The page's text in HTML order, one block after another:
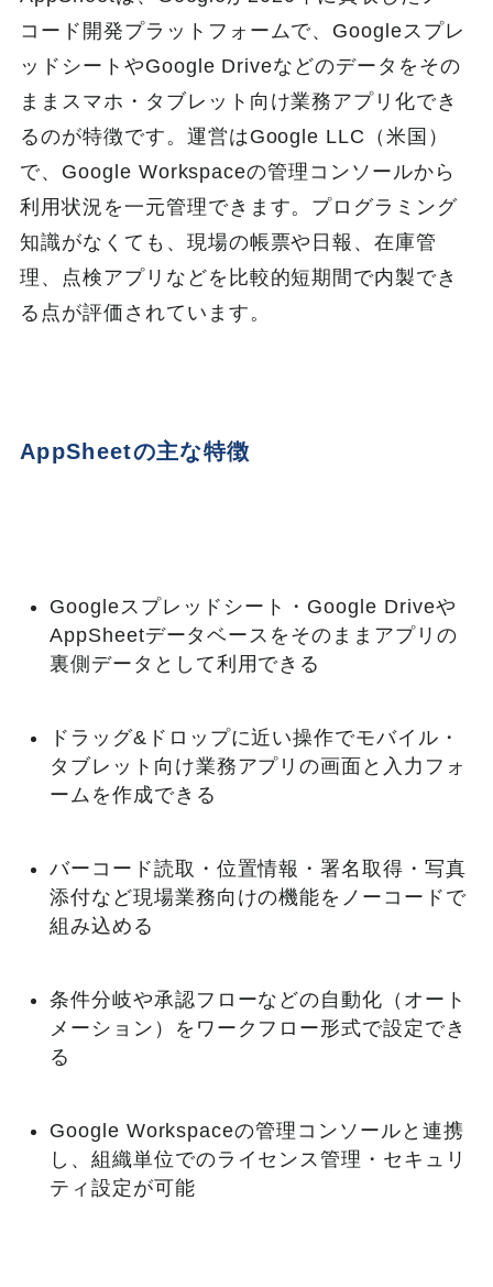
コード開発プラットフォームで、Googleスプレ
ッドシートやGoogle Driveなどのデータをその
ままスマホ・タブレット向け業務アプリ化でき
るのが特徴です。運営はGoogle LLC（米国）
で、Google Workspaceの管理コンソールから
利用状況を一元管理できます。プログラミング
知識がなくても、現場の帳票や日報、在庫管
理、点検アプリなどを比較的短期間で内製でき
る点が評価されています。
AppSheetの主な特徴
Googleスプレッドシート・Google Driveや
AppSheetデータベースをそのままアプリの
裏側データとして利用できる
ドラッグ&ドロップに近い操作でモバイル・
タブレット向け業務アプリの画面と入力フォ
ームを作成できる
バーコード読取・位置情報・署名取得・写真
添付など現場業務向けの機能をノーコードで
組み込める
条件分岐や承認フローなどの自動化（オート
メーション）をワークフロー形式で設定でき
る
Google Workspaceの管理コンソールと連携
し、組織単位でのライセンス管理・セキュリ
ティ設定が可能